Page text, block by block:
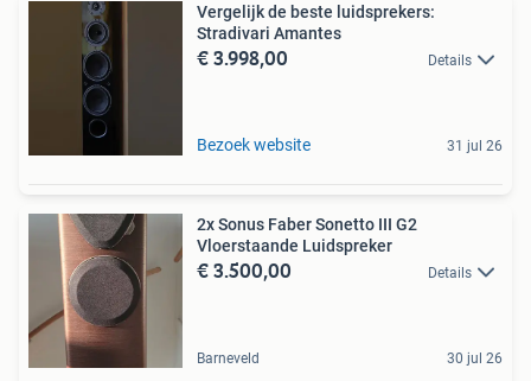
Vergelijk de beste luidsprekers:
Stradivari Amantes
€ 3.998,00 Details
Bezoek website 31 jul 26
2x Sonus Faber Sonetto III G2
Vloerstaande Luidspreker
€ 3.500,00 Details
Barneveld 30 jul 26